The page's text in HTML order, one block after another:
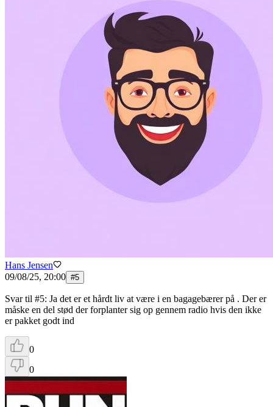
Hans Jensen
09/08/25, 20:00 #5
Svar til #5: Ja det er et hårdt liv at være i en bagagebærer på . Der er
måske en del stød der forplanter sig op gennem radio hvis den ikke
er pakket godt ind
0
0